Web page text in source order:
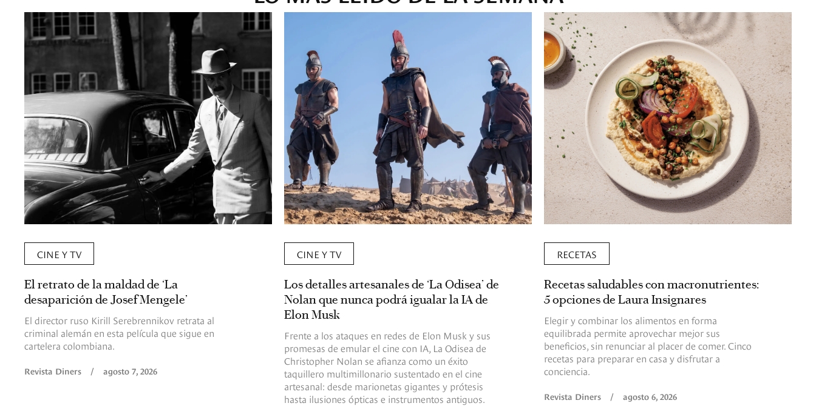
CINE Y TV
El retrato de la maldad de ‘La
desaparición de Josef Mengele’
El director ruso Kirill Serebrennikov retrata al
criminal alemán en esta película que sigue en
cartelera colombiana.
Revista Diners / agosto 7, 2026
CINE Y TV
Los detalles artesanales de ‘La Odisea’ de
Nolan que nunca podrá igualar la IA de
Elon Musk
Frente a los ataques en redes de Elon Musk y sus
promesas de emular el cine con IA, La Odisea de
Christopher Nolan se afianza como un éxito
taquillero multimillonario sustentado en el cine
artesanal: desde marionetas gigantes y prótesis
hasta ilusiones ópticas e instrumentos antiguos.
RECETAS
Recetas saludables con macronutrientes:
5 opciones de Laura Insignares
Elegir y combinar los alimentos en forma
equilibrada permite aprovechar mejor sus
beneficios, sin renunciar al placer de comer. Cinco
recetas para preparar en casa y disfrutar a
conciencia.
Revista Diners / agosto 6, 2026